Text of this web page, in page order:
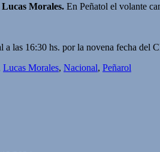
Morales. En Peñatol el volante
las 16:30 hs. por la novena fecha del
Lucas Morales, Nacional, Peñarol